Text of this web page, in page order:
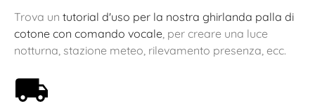
Trova un tutorial d'uso per la nostra ghirlanda palla di
cotone con comando vocale , per creare una luce
notturna, stazione meteo, rilevamento presenza, ecc.